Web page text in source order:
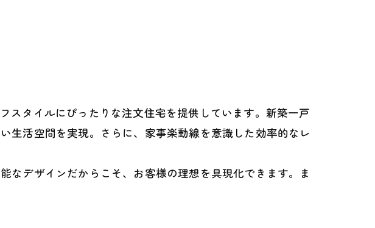
スタイルにぴったりな注文住宅を提供しています。新築一戸
生活空間を実現。さらに、家事楽動線を意識した効率的なレ
なデザインだからこそ、お客様の理想を具現化できます。ま